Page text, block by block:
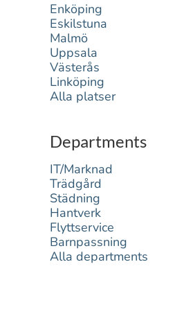
Enköping
Eskilstuna
Malmö
Uppsala
Västerås
Linköping
Alla platser
Departments
IT/Marknad
Trädgård
Städning
Hantverk
Flyttservice
Barnpassning
Alla departments